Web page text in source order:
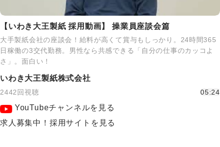
【いわき大王製紙 採用動画】 操業員座談会篇
大手製紙会社の座談会！給料が高くて賞与もしっかり。24時間365
日稼働の3交代勤務。男性なら共感できる「自分の仕事のカッコよ
さ」。面白い！
いわき大王製紙株式会社
2442回視聴 05:24
YouTubeチャンネルを見る
求人募集中！採用サイトを見る